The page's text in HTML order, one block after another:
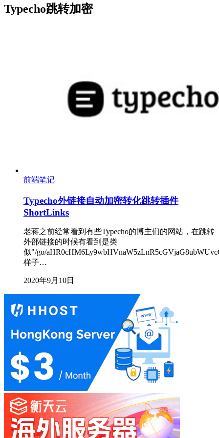
Typecho跳转加密
前端笔记
Typecho外链接自动加密转化跳转插件
ShortLinks
老蒋之前经常看到有些Typecho的博主们的网站，在跳转
外部链接的时候有看到是类
似"/go/
样子…
2020年9月10日